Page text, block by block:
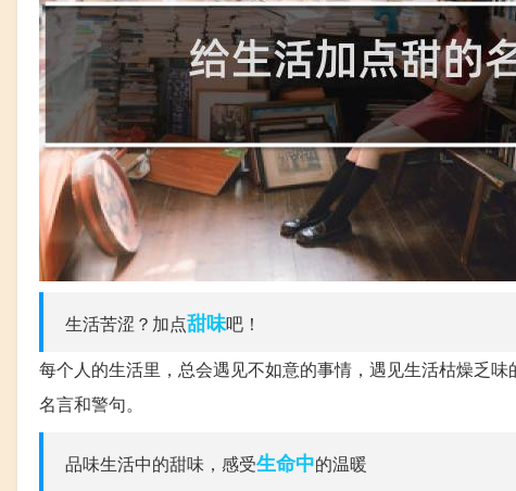
生活苦涩？加点甜味吧！
每个人的生活里，总会遇见不如意的事情，遇见生活枯燥乏
名言和警句。
品味生活中的甜味，感受生命中的温暖